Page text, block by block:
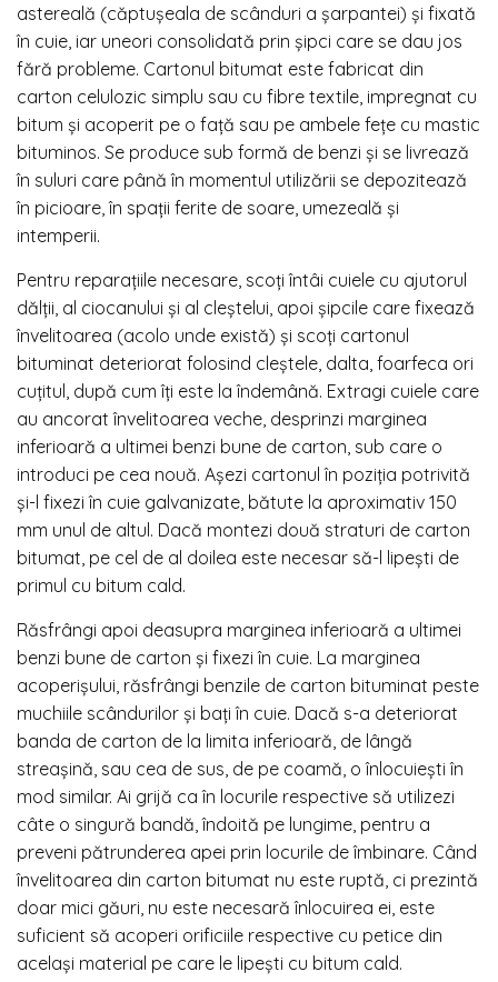
astereală (căptușeala de scânduri a șarpantei) și fixată
în cuie, iar uneori consolidată prin șipci care se dau jos
fără probleme. Cartonul bitumat este fabricat din
carton celulozic simplu sau cu fibre textile, impregnat cu
bitum și acoperit pe o față sau pe ambele fețe cu mastic
bituminos. Se produce sub formă de benzi și se livrează
în suluri care până în momentul utilizării se depozitează
în picioare, în spații ferite de soare, umezeală și
intemperii.
Pentru reparațiile necesare, scoți întâi cuiele cu ajutorul
dălții, al ciocanului și al cleștelui, apoi șipcile care fixează
învelitoarea (acolo unde există) și scoți cartonul
bituminat deteriorat folosind cleștele, dalta, foarfeca ori
cuțitul, după cum îți este la îndemână. Extragi cuiele care
au ancorat învelitoarea veche, desprinzi marginea
inferioară a ultimei benzi bune de carton, sub care o
introduci pe cea nouă. Așezi cartonul în poziția potrivită
și-l fixezi în cuie galvanizate, bătute la aproximativ 150
mm unul de altul. Dacă montezi două straturi de carton
bitumat, pe cel de al doilea este necesar să-l lipești de
primul cu bitum cald.
Răsfrângi apoi deasupra marginea inferioară a ultimei
benzi bune de carton și fixezi în cuie. La marginea
acoperișului, răsfrângi benzile de carton bituminat peste
muchiile scândurilor și bați în cuie. Dacă s-a deteriorat
banda de carton de la limita inferioară, de lângă
streașină, sau cea de sus, de pe coamă, o înlocuiești în
mod similar. Ai grijă ca în locurile respective să utilizezi
câte o singură bandă, îndoită pe lungime, pentru a
preveni pătrunderea apei prin locurile de îmbinare. Când
învelitoarea din carton bitumat nu este ruptă, ci prezintă
doar mici găuri, nu este necesară înlocuirea ei, este
suficient să acoperi orificiile respective cu petice din
același material pe care le lipești cu bitum cald.